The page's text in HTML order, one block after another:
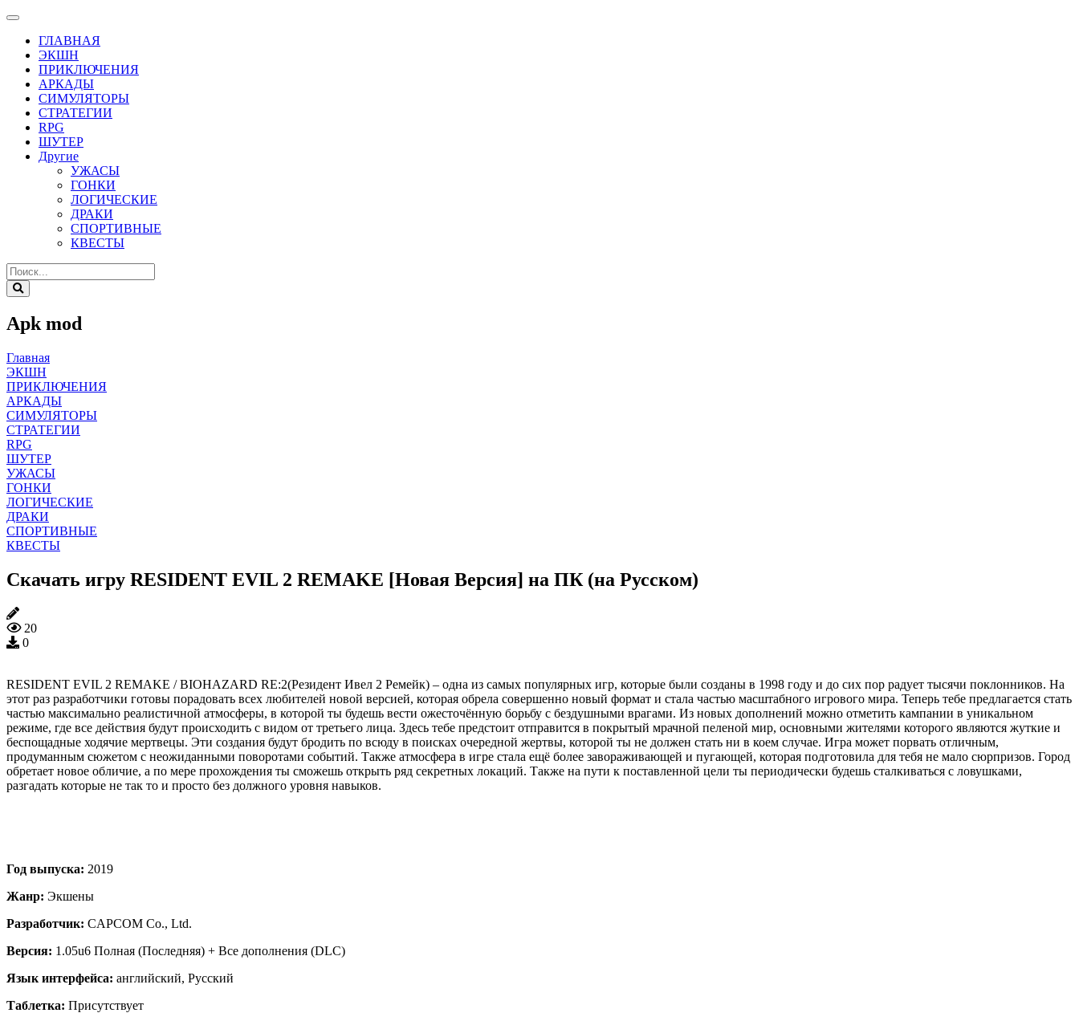
ГЛАВНАЯ
ЭКШН
ПРИКЛЮЧЕНИЯ
АРКАДЫ
СИМУЛЯТОРЫ
СТРАТЕГИИ
RPG
ШУТЕР
Другие
УЖАСЫ
ГОНКИ
ЛОГИЧЕСКИЕ
ДРАКИ
СПОРТИВНЫЕ
КВЕСТЫ
Apk mod
Главная
ЭКШН
ПРИКЛЮЧЕНИЯ
АРКАДЫ
СИМУЛЯТОРЫ
СТРАТЕГИИ
RPG
ШУТЕР
УЖАСЫ
ГОНКИ
ЛОГИЧЕСКИЕ
ДРАКИ
СПОРТИВНЫЕ
КВЕСТЫ
Скачать игру RESIDENT EVIL 2 REMAKE [Новая Версия] на ПК (на Русском)
20
0
RESIDENT EVIL 2 REMAKE / BIOHAZARD RE:2(Резидент Ивел 2 Ремейк) – одна из самых популярных игр, которые были созданы в 1998 году и до сих пор радует тысячи поклонников. На
этот раз разработчики готовы порадовать всех любителей новой версией, которая обрела совершенно новый формат и стала частью масштабного игрового мира. Теперь тебе предлагается стать
частью максимально реалистичной атмосферы, в которой ты будешь вести ожесточённую борьбу с бездушными врагами. Из новых дополнений можно отметить кампании в уникальном
режиме, где все действия будут происходить с видом от третьего лица. Здесь тебе предстоит отправится в покрытый мрачной пеленой мир, основными жителями которого являются жуткие и
беспощадные ходячие мертвецы. Эти создания будут бродить по всюду в поисках очередной жертвы, которой ты не должен стать ни в коем случае. Игра может порвать отличным,
продуманным сюжетом с неожиданными поворотами событий. Также атмосфера в игре стала ещё более завораживающей и пугающей, которая подготовила для тебя не мало сюрпризов. Город
обретает новое обличие, а по мере прохождения ты сможешь открыть ряд секретных локаций. Также на пути к поставленной цели ты периодически будешь сталкиваться с ловушками,
разгадать которые не так то и просто без должного уровня навыков.
Год выпуска: 2019
Жанр: Экшены
Разработчик: CAPCOM Co., Ltd.
Версия: 1.05u6 Полная (Последняя) + Все дополнения (DLC)
Язык интерфейса: английский, Русский
Таблетка: Присутствует